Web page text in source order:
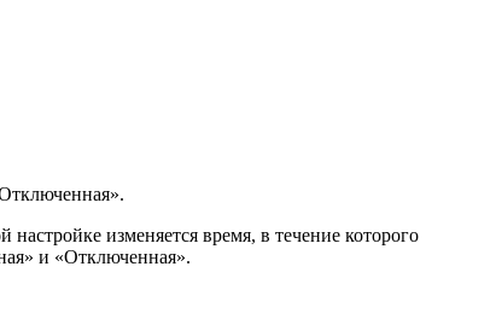
изменяется время, в течение которого
и «Отключенная».